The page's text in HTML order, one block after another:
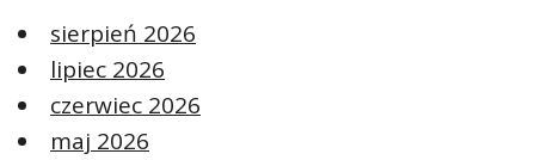
sierpień 2026
lipiec 2026
czerwiec 2026
maj 2026